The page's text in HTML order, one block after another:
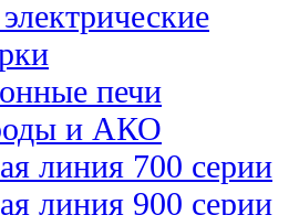
печи
и АКО
линия 700 серии
линия 900 серии